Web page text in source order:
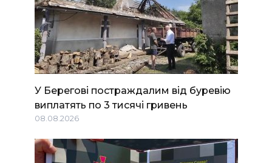
У Берегові постраждалим від буревію
виплатять по 3 тисячі гривень
08.08.2026